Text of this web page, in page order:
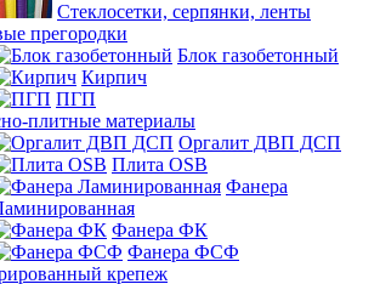
Стеклосетки, серпянки, ленты
прегородки
Блок газобетонный
Кирпич
ПГП
плитные материалы
Оргалит ДВП ДСП
Плита OSB
Фанера
Фанера ФК
Фанера ФСФ
крепеж